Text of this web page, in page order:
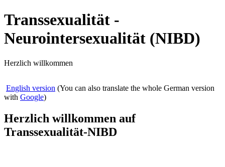
Transsexualität -
Neurointersexualität (NIBD)
Herzlich willkommen
English version (You can also translate the whole German version
with Google)
Herzlich willkommen auf
Transsexualität-NIBD